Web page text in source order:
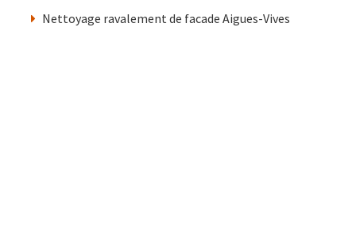
Nettoyage ravalement de facade Aigues-Vives